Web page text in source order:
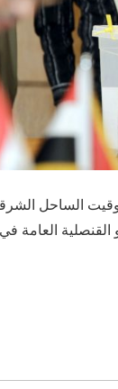
بتوقيت الساحل
في أوتاوا أو